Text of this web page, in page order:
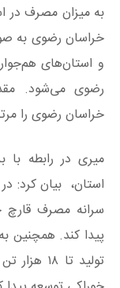
به میزان مصرف در
خراسان رضوی به
و استان‌های
رضوی می‌شود.
خراسان رضوی را
میری در رابطه با
استان، بیان کرد:
سرانه مصرف قارچ
پیدا کند. همچنین
تولید